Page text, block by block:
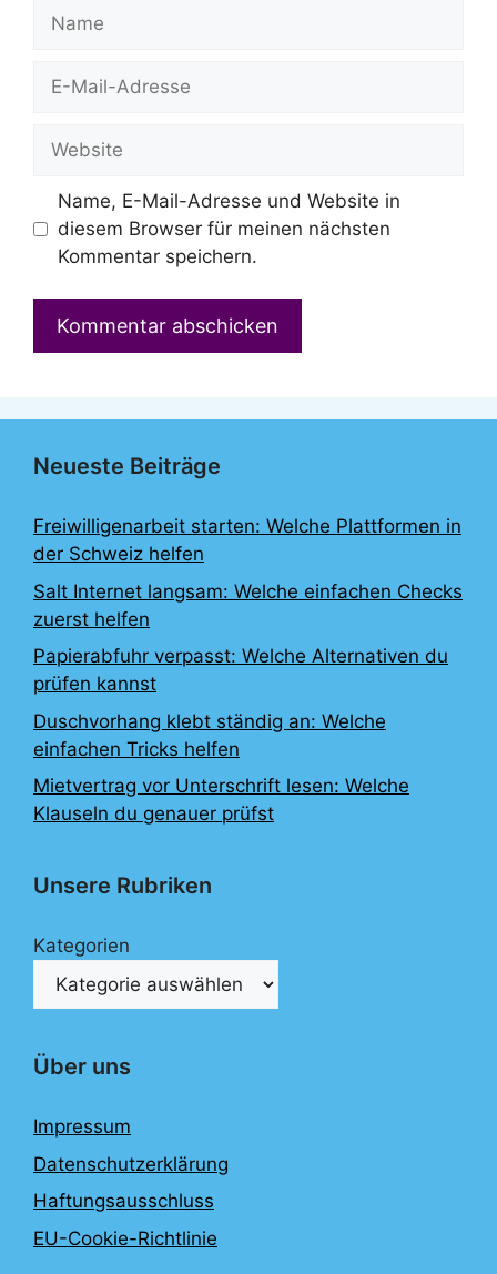
Mail-
Name, E-Mail-Adresse und Website in
diesem Browser für meinen nächsten
Kommentar speichern.
Neueste Beiträge
Freiwilligenarbeit starten: Welche Plattformen in
der Schweiz helfen
Salt Internet langsam: Welche einfachen Checks
zuerst helfen
Papierabfuhr verpasst: Welche Alternativen du
prüfen kannst
Duschvorhang klebt ständig an: Welche
einfachen Tricks helfen
Mietvertrag vor Unterschrift lesen: Welche
Klauseln du genauer prüfst
Unsere Rubriken
Kategorien
Über uns
Impressum
Datenschutzerklärung
Haftungsausschluss
EU-Cookie-Richtlinie